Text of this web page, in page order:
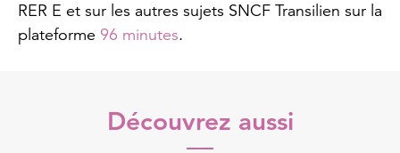
RER E et sur les autres sujets SNCF Transilien sur la
plateforme 96 minutes.
Découvrez aussi